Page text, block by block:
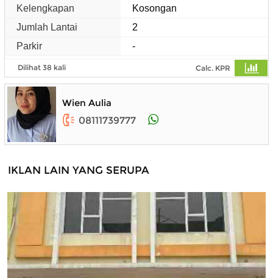
Kelengkapan
Kosongan
Jumlah Lantai
2
Parkir
-
Dilihat 38 kali Calc. KPR
Wien Aulia
08111739777
IKLAN LAIN YANG SERUPA